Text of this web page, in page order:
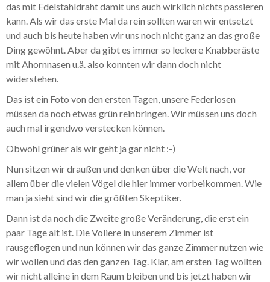
das mit Edelstahldraht damit uns auch wirklich nichts passieren
kann. Als wir das erste Mal da rein sollten waren wir entsetzt
und auch bis heute haben wir uns noch nicht ganz an das große
Ding gewöhnt. Aber da gibt es immer so leckere Knabberäste
mit Ahornnasen u.ä. also konnten wir dann doch nicht
widerstehen.
Das ist ein Foto von den ersten Tagen, unsere Federlosen
müssen da noch etwas grün reinbringen. Wir müssen uns doch
auch mal irgendwo verstecken können.
Obwohl grüner als wir geht ja gar nicht :-)
Nun sitzen wir draußen und denken über die Welt nach, vor
allem über die vielen Vögel die hier immer vorbeikommen. Wie
man ja sieht sind wir die größten Skeptiker.
Dann ist da noch die Zweite große Veränderung, die erst ein
paar Tage alt ist. Die Voliere in unserem Zimmer ist
rausgeflogen und nun können wir das ganze Zimmer nutzen wie
wir wollen und das den ganzen Tag. Klar, am ersten Tag wollten
wir nicht alleine in dem Raum bleiben und bis jetzt haben wir